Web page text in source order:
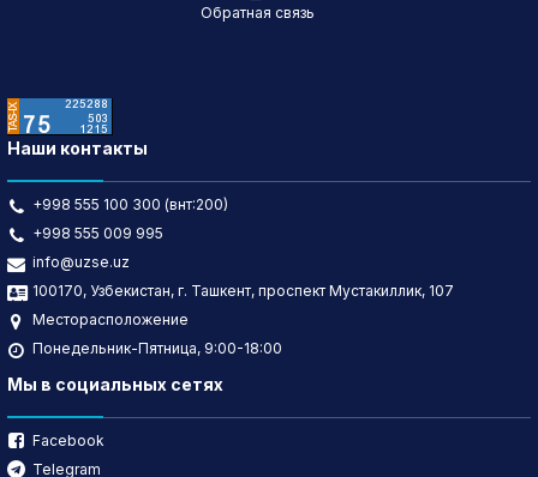
Обратная связь
Наши контакты
+998 555 100 300 (внт:200)
+998 555 009 995
info@uzse.uz
100170, Узбекистан, г. Ташкент, проспект Мустакиллик, 107
Месторасположение
Понедельник-Пятница, 9:00-18:00
Мы в социальных сетях
Facebook
Telegram